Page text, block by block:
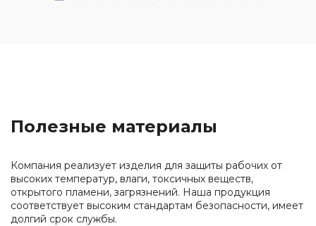
Полезные материалы
Компания реализует изделия для защиты рабочих от
высоких температур, влаги, токсичных веществ,
открытого пламени, загрязнений. Наша продукция
соответствует высоким стандартам безопасности, имеет
долгий срок службы.